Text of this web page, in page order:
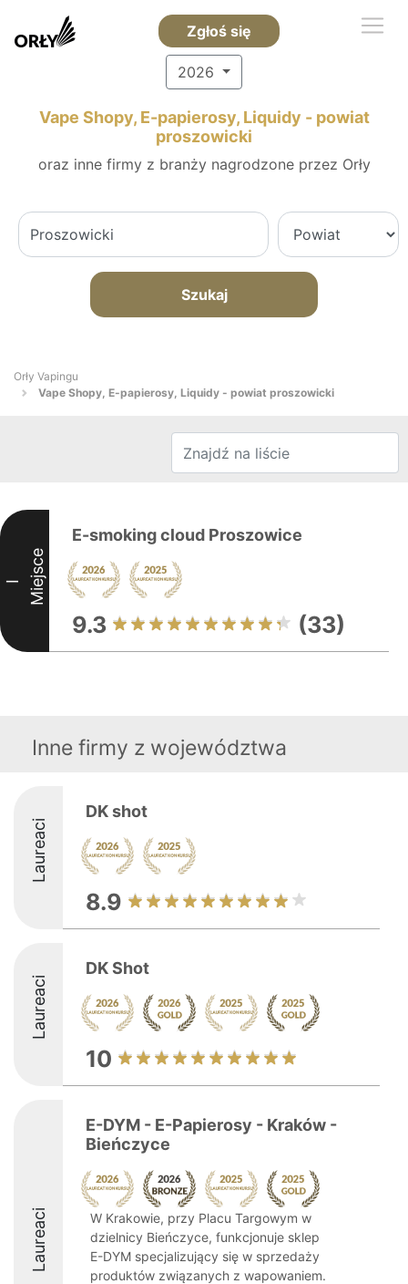
Zgłoś się
2026
Vape Shopy, E-papierosy, Liquidy - powiat
proszowicki
oraz inne firmy z branży nagrodzone przez Orły
Szukaj
Orły Vapingu
Vape Shopy, E-papierosy, Liquidy - powiat proszowicki
I Miejsce
E-smoking cloud Proszowice
9.3 (33)
Inne firmy z województwa
Laureaci
DK shot
8.9
Laureaci
DK Shot
10
Laureaci
E-DYM - E-Papierosy - Kraków -
Bieńczyce
W Krakowie, przy Placu Targowym w
dzielnicy Bieńczyce, funkcjonuje sklep
E-DYM specjalizujący się w sprzedaży
produktów związanych z wapowaniem.